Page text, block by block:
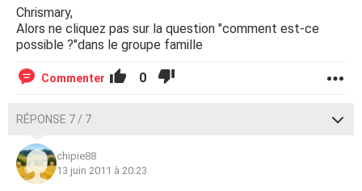
Chrismary,
Alors ne cliquez pas sur la question "comment est-ce
possible ?"dans le groupe famille
Commenter 0
RÉPONSE 7 / 7
chipie88
13 juin 2011 à 20:23